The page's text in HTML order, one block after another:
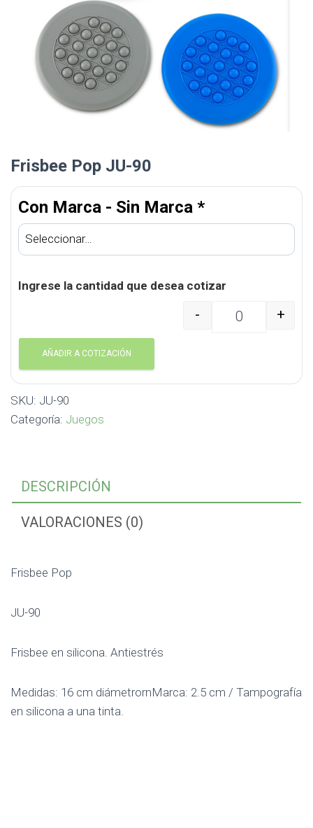
Frisbee Pop JU-90
Con Marca - Sin Marca *
Ingrese la cantidad que desea cotizar
Frisbee Pop JU-90
- +
AÑADIR A COTIZACIÓN
SKU: JU-90
Categoría: Juegos
DESCRIPCIÓN
VALORACIONES (0)
Frisbee Pop
JU-90
Frisbee en silicona. Antiestrés
Medidas: 16 cm diámetrornMarca: 2.5 cm / Tampografía
en silicona a una tinta.